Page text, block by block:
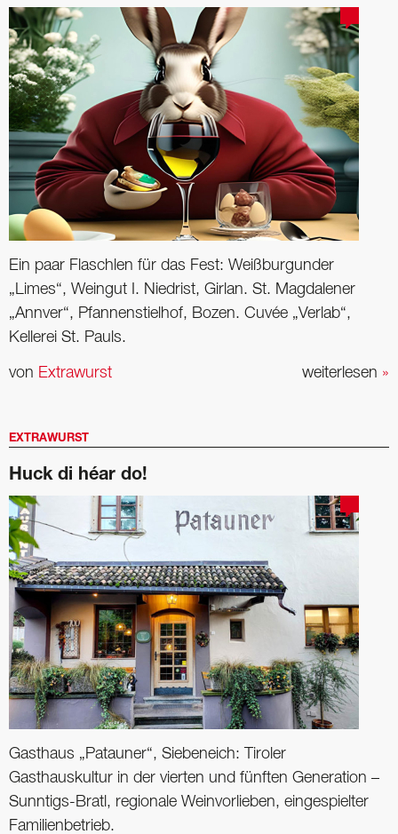
Ein paar Flaschlen für das Fest: Weißburgunder
„Limes“, Weingut I. Niedrist, Girlan. St. Magdalener
„Annver“, Pfannenstielhof, Bozen. Cuvée „Verlab“,
Kellerei St. Pauls.
weiterlesen »
von Extrawurst
EXTRAWURST
Huck di héar do!
Gasthaus „Patauner“, Siebeneich: Tiroler
Gasthauskultur in der vierten und fünften Generation –
Sunntigs-Bratl, regionale Weinvorlieben, eingespielter
Familienbetrieb.